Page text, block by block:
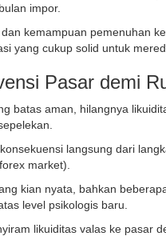
impor.
kemampuan pemenuhan
yang cukup solid untuk
Pasar demi
batas aman, hilangnya
langsung dari
market).
kian nyata, bahkan
level psikologis baru.
likuiditas valas ke pasar